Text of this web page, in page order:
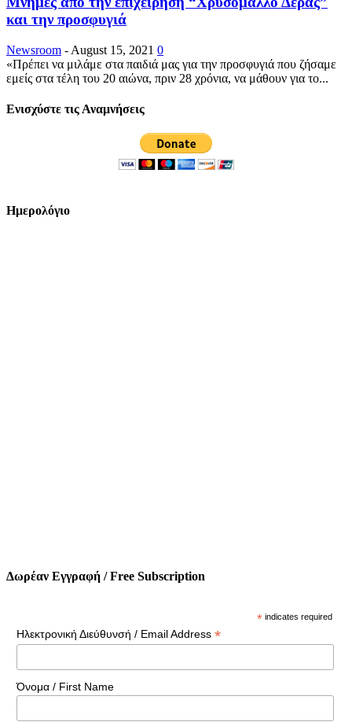
και την προσφυγιά
Newsroom - August 15, 2021 0
«Πρέπει να μιλάμε στα παιδιά μας για την προσφυγιά που ζήσαμε
εμείς στα τέλη του 20 αιώνα, πριν 28 χρόνια, να μάθουν για το...
Ενισχύστε τις Αναμνήσεις
Ημερολόγιο
Δωρέαν Εγγραφή / Free Subscription
* indicates required
Ηλεκτρονική Διεύθυνσή / Email Address *
Όνομα / First Name